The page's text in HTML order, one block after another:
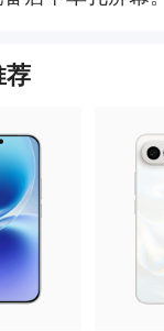
荐